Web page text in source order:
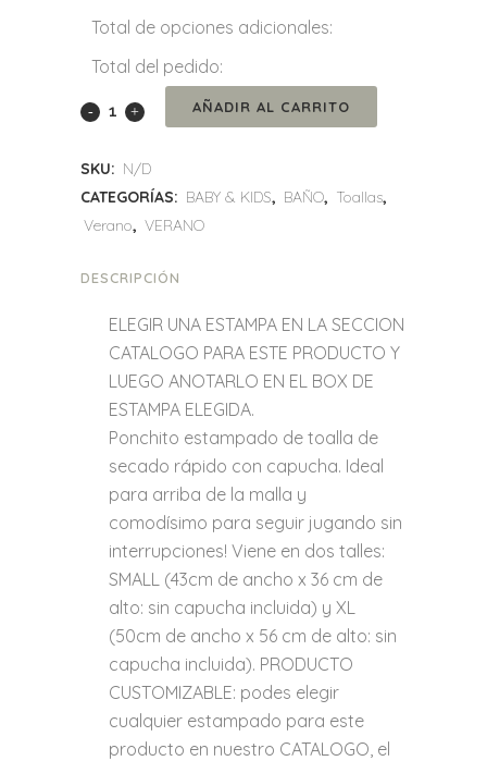
Total de opciones adicionales:
Total del pedido:
Ponchito
quantity
AÑADIR AL CARRITO
SKU: N/D
CATEGORÍAS: BABY & KIDS, BAÑO, Toallas,
Verano, VERANO
DESCRIPCIÓN
ELEGIR UNA ESTAMPA EN LA SECCION
CATALOGO PARA ESTE PRODUCTO Y
LUEGO ANOTARLO EN EL BOX DE
ESTAMPA ELEGIDA.
Ponchito estampado de toalla de
secado rápido con capucha. Ideal
para arriba de la malla y
comodísimo para seguir jugando sin
interrupciones! Viene en dos talles:
SMALL (43cm de ancho x 36 cm de
alto: sin capucha incluida) y XL
(50cm de ancho x 56 cm de alto: sin
capucha incluida). PRODUCTO
CUSTOMIZABLE: podes elegir
cualquier estampado para este
producto en nuestro CATALOGO, el